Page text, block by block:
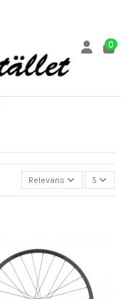
0
Relevans 5